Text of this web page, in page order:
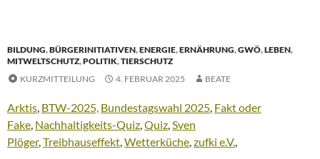
BILDUNG,BÜRGERINITIATIVEN,ENERGIE,ERNÄHRUNG,GWÖ,LEBEN,
MITWELTSCHUTZ,POLITIK,TIERSCHUTZ
KURZMITTEILUNG
4. FEBRUAR 2025 BEATE
Arktis, BTW-2025, Bundestagswahl 2025, Fakt oder
Fake, Nachhaltigkeits-Quiz,Quiz,Sven
Plöger,Treibhauseffekt,Wetterküche,zufki e.V.,